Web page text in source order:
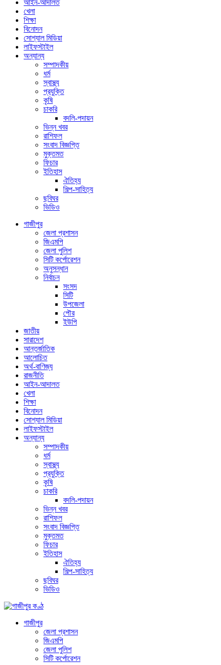
আইন-আদালত
খেলা
শিক্ষা
বিনোদন
সোশ্যাল মিডিয়া
লাইফস্টাইল
অন্যান্য
সম্পাদকীয়
ধর্ম
স্বাস্থ্য
প্রযুক্তি
কৃষি
চাকরি
বদলি-পদায়ন
ভিন্ন খবর
রাশিফল
সংবাদ বিজ্ঞপ্তি
মুক্তমত
ফিচার
ইতিহাস
ঐতিহ্য
শিল্প-সাহিত্য
ছবিঘর
ভিডিও
গাজীপুর
জেলা প্রশাসন
জিএমপি
জেলা পুলিশ
সিটি কর্পোরেশন
অনুসন্ধান
নির্বাচন
সংসদ
সিটি
উপজেলা
পৌর
ইউপি
জাতীয়
সারাদেশ
আন্তর্জাতিক
আলোচিত
অর্থ-বাণিজ্য
রাজনীতি
আইন-আদালত
খেলা
শিক্ষা
বিনোদন
সোশ্যাল মিডিয়া
লাইফস্টাইল
অন্যান্য
সম্পাদকীয়
ধর্ম
স্বাস্থ্য
প্রযুক্তি
কৃষি
চাকরি
বদলি-পদায়ন
ভিন্ন খবর
রাশিফল
সংবাদ বিজ্ঞপ্তি
মুক্তমত
ফিচার
ইতিহাস
ঐতিহ্য
শিল্প-সাহিত্য
ছবিঘর
ভিডিও
গাজীপুর
জেলা প্রশাসন
জিএমপি
জেলা পুলিশ
সিটি কর্পোরেশন